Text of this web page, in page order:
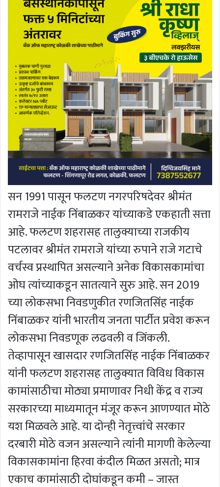
सन 1991 पासून फलटण नगरपरिषदेवर श्रीमंत
रामराजे नाईक निंबाळकर यांच्याकडे एकहाती सत्ता
आहे. फलटण शहरासह तालुक्याच्या राजकीय
पटलावर श्रीमंत रामराजे यांच्या रुपाने राजे गटाचे
वर्चस्व प्रस्थापित असल्याने अनेक विकासकामांचा
ओघ त्यांच्याकडून सातत्याने सुरु आहे. सन 2019
च्या लोकसभा निवडणुकीत रणजितसिंह नाईक
निंबाळकर यांनी भारतीय जनता पार्टीत प्रवेश करून
लोकसभा निवडणूक लढवली व जिंकली.
तेव्हापासून खासदार रणजितसिंह नाईक निंबाळकर
यांनी फलटण शहरासह तालुक्यात विविध विकास
कामांसाठीचा मोठ्या प्रमाणावर निधी केंद्र व राज्य
सरकारच्या माध्यमातून मंजूर करून आणण्यात मोठे
यश मिळवले आहे. या दोन्ही नेतृत्त्वांचे सरकार
दरबारी मोठे वजन असल्याने त्यांनी मागणी केलेल्या
विकासकामांना हिरवा कंदील मिळत असतो; मात्र
एकाच कामांसाठी दोघांकडून कमी – जास्त